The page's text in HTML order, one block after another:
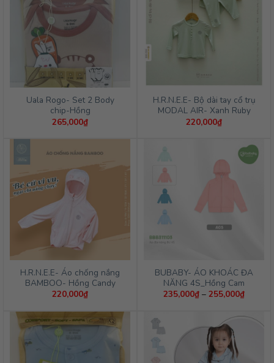
Uala Rogo- Set 2 Body
chip-Hồng
265,000₫
H.R.N.E.E- Bộ dài tay cổ trụ
MODAL AIR- Xanh Ruby
220,000₫
H.R.N.E.E- Áo chống nắng
BAMBOO- Hồng Candy
220,000₫
BUBABY- ÁO KHOÁC ĐA
NĂNG 4S_Hồng Cam
235,000₫ – 255,000₫Khoảng
đến